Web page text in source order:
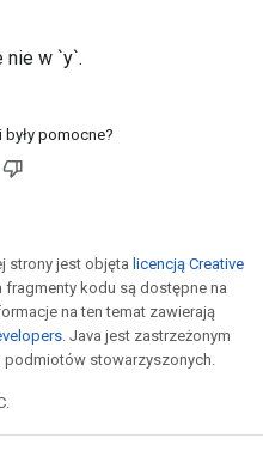
nie w `y`.
pomocne?
strony jest objęta licencją Creative
fragmenty kodu są dostępne na
na ten temat zawierają
. Java jest zastrzeżonym
podmiotów stowarzyszonych.